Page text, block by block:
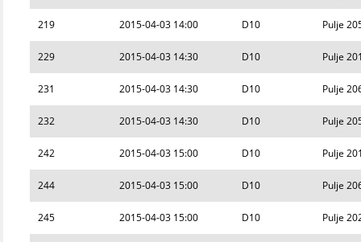
219 2015-04-03 14:00 D10 Pulje
229 2015-04-03 14:30 D10 Pulje
231 2015-04-03 14:30 D10 Pulje
232 2015-04-03 14:30 D10 Pulje
242 2015-04-03 15:00 D10 Pulje
244 2015-04-03 15:00 D10 Pulje
245 2015-04-03 15:00 D10 Pulje